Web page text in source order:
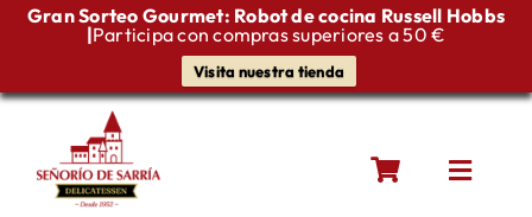
Gran Sorteo Gourmet: Robot de cocina Russell Hobbs
|Participa con compras superiores a 50 €
Visita nuestra tienda
Saltar
contenido
Toggle